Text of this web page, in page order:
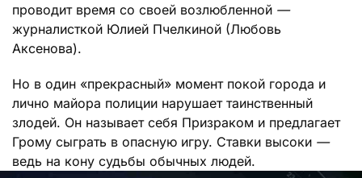
проводит время со своей возлюбленной —
журналисткой Юлией Пчелкиной (Любовь
Аксенова).
Но в один «прекрасный» момент покой города и
лично майора полиции нарушает таинственный
злодей. Он называет себя Призраком и предлагает
Грому сыграть в опасную игру. Ставки высоки —
ведь на кону судьбы обычных людей.